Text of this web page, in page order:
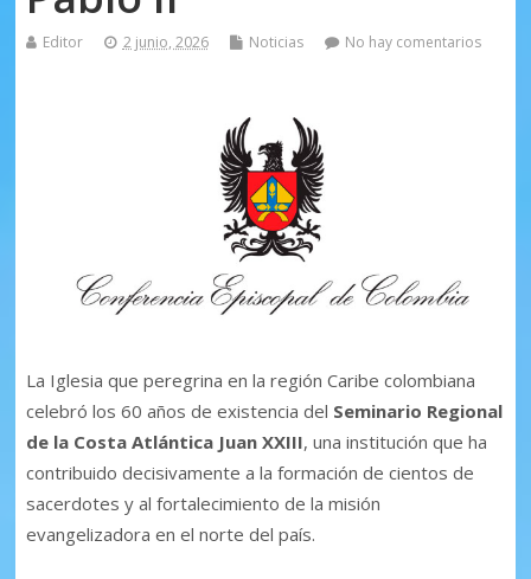
Editor 2 junio, 2026 Noticias No hay comentarios
La Iglesia que peregrina en la región Caribe colombiana
celebró los 60 años de existencia del Seminario Regional
de la Costa Atlántica Juan XXIII, una institución que ha
contribuido decisivamente a la formación de cientos de
sacerdotes y al fortalecimiento de la misión
evangelizadora en el norte del país.